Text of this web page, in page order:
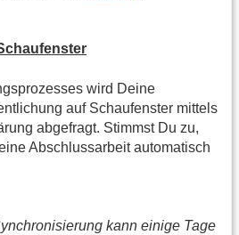
wird Deine
auf Schaufenster mittels
abgefragt. Stimmst Du zu,
Abschlussarbeit automatisch
kann einige Tage